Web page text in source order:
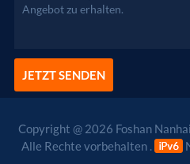
JETZT SENDEN
Copyright @ 2026 Foshan
Alle Rechte vorbehalten .